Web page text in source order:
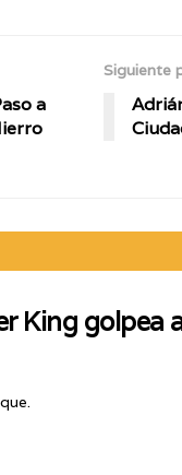
a
Siguiente
King golpea